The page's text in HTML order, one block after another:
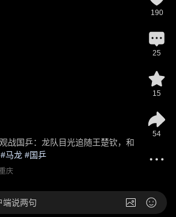
战国乒：龙队目光追随王楚钦，和
#马龙 #国乒
庆
190
25
15
54
端说两句